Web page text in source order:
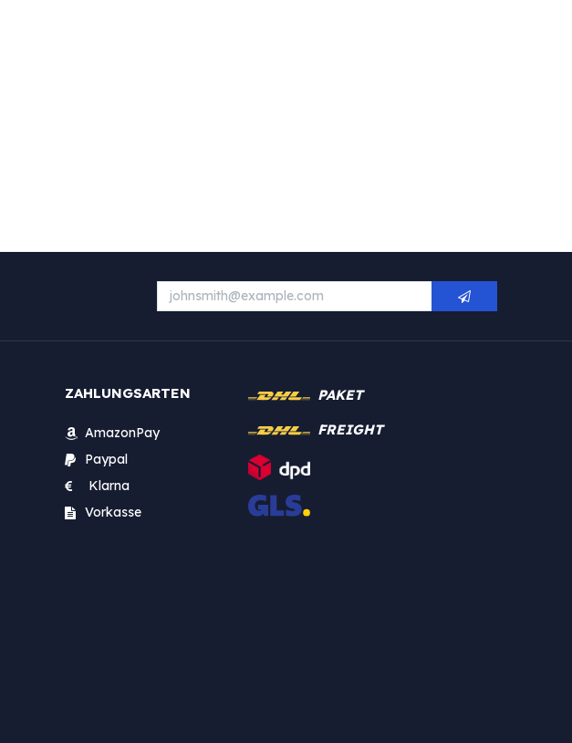
ZAHLUNGSARTEN
AmazonPay
Paypal
Klarna
Vorkasse
PAKET
FREIGHT